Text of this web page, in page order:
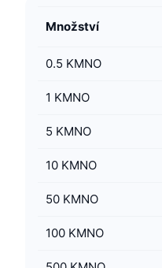
Množství
0.5 KMNO
1 KMNO
5 KMNO
10 KMNO
50 KMNO
100 KMNO